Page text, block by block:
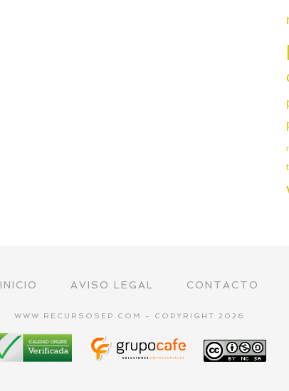
INICIO AVISO LEGAL CONTACTO
WWW.RECURSOSEP.COM - COPYRIGHT 2026